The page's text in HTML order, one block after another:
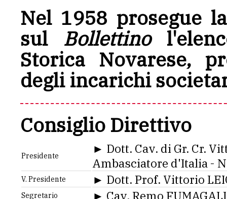
Nel 1958 prosegue
sul Bollettino
Storica Novarese,
degli incarichi
Consiglio Direttivo
Presidente
► Dott. Cav. di Gr. Cr.
Ambasciatore d'Italia -
V. Presidente ► Dott. Prof. Vittorio
Segretario ► Cav. Remo